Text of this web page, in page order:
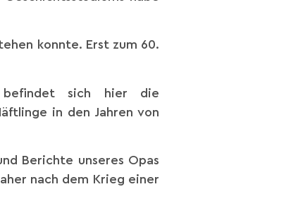
konnte. Erst zum 60.
befindet sich hier die
in den Jahren von
Berichte unseres Opas
nach dem Krieg einer